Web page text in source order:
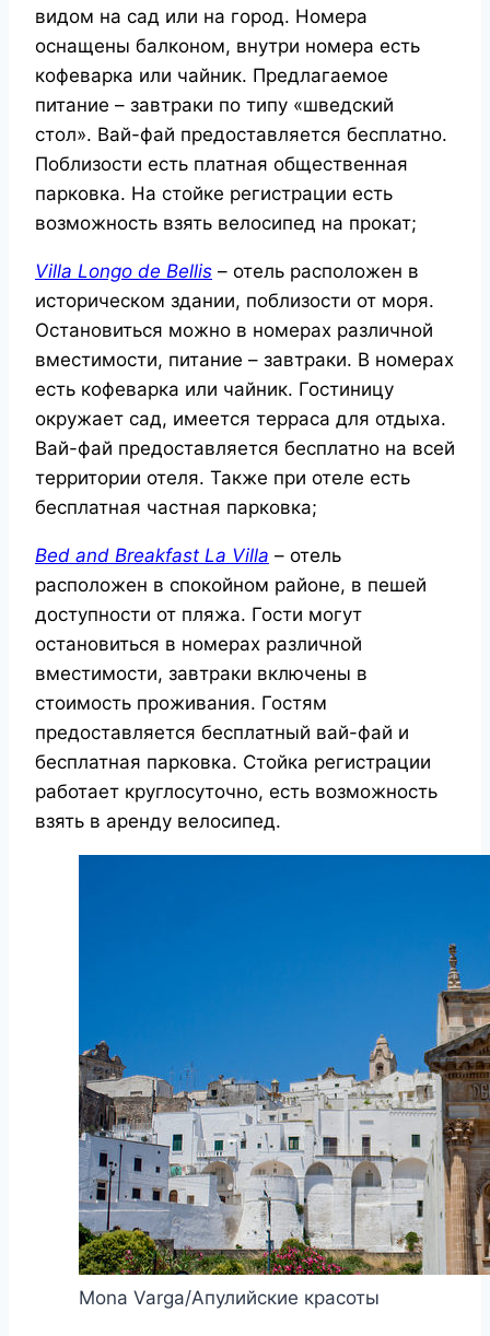
видом на сад или на город. Номера
оснащены балконом, внутри номера есть
кофеварка или чайник. Предлагаемое
питание – завтраки по типу «шведский
стол». Вай-фай предоставляется бесплатно.
Поблизости есть платная общественная
парковка. На стойке регистрации есть
возможность взять велосипед на прокат;
Villa Longo de Bellis – отель расположен в
историческом здании, поблизости от моря.
Остановиться можно в номерах различной
вместимости, питание – завтраки. В номерах
есть кофеварка или чайник. Гостиницу
окружает сад, имеется терраса для отдыха.
Вай-фай предоставляется бесплатно на всей
территории отеля. Также при отеле есть
бесплатная частная парковка;
Bed and Breakfast La Villa – отель
расположен в спокойном районе, в пешей
доступности от пляжа. Гости могут
остановиться в номерах различной
вместимости, завтраки включены в
стоимость проживания. Гостям
предоставляется бесплатный вай-фай и
бесплатная парковка. Стойка регистрации
работает круглосуточно, есть возможность
взять в аренду велосипед.
Mona Varga/Апулийские красоты